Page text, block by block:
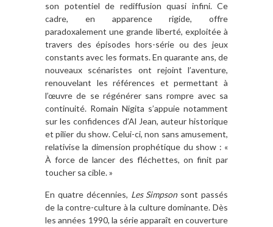
son potentiel de rediffusion quasi infini. Ce
cadre, en apparence rigide, offre
paradoxalement une grande liberté, exploitée à
travers des épisodes hors-série ou des jeux
constants avec les formats. En quarante ans, de
nouveaux scénaristes ont rejoint l’aventure,
renouvelant les références et permettant à
l’œuvre de se régénérer sans rompre avec sa
continuité. Romain Nigita s’appuie notamment
sur les confidences d’Al Jean, auteur historique
et pilier du show. Celui-ci, non sans amusement,
relativise la dimension prophétique du show : «
À force de lancer des fléchettes, on finit par
toucher sa cible. »
En quatre décennies, Les Simpsonsont passés
de la contre-culture à la culture dominante. Dès
les années 1990, la série apparaît en couverture